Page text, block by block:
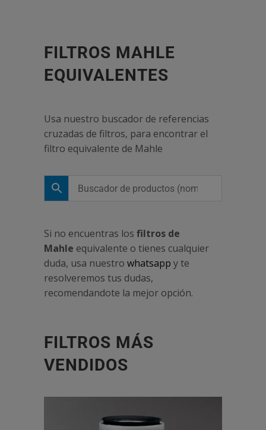
FILTROS MAHLE
EQUIVALENTES
Usa nuestro buscador de referencias
cruzadas de filtros, para encontrar el
filtro equivalente de Mahle
Si no encuentras los filtros de
Mahle equivalente o tienes cualquier
duda, usa nuestro whatsapp y te
resolveremos tus dudas,
recomendandote la mejor opción.
FILTROS MÁS
VENDIDOS